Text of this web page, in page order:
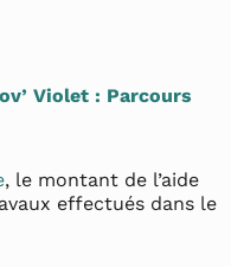
Violet : Parcours
, le montant de l’aide
effectués dans le